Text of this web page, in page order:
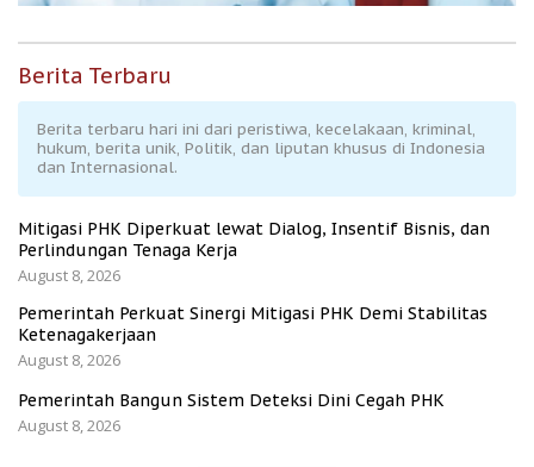
Berita Terbaru
Berita terbaru hari ini dari peristiwa, kecelakaan, kriminal,
hukum, berita unik, Politik, dan liputan khusus di Indonesia
dan Internasional.
Mitigasi PHK Diperkuat lewat Dialog, Insentif Bisnis, dan
Perlindungan Tenaga Kerja
August 8, 2026
Pemerintah Perkuat Sinergi Mitigasi PHK Demi Stabilitas
Ketenagakerjaan
August 8, 2026
Pemerintah Bangun Sistem Deteksi Dini Cegah PHK
August 8, 2026